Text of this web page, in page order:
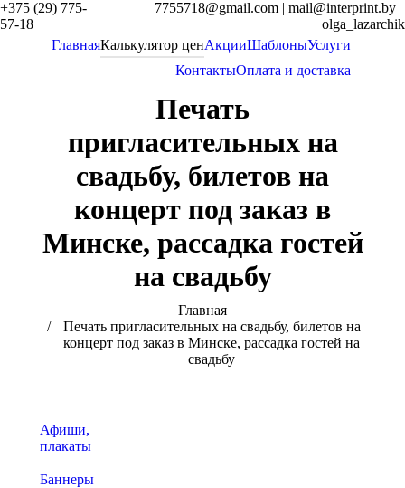
+375 (29) 775-
57-18
7755718@gmail.com | mail@interprint.by
olga_lazarchik
ГлавнаяКалькулятор ценАкцииШаблоныУслуги
КонтактыОплата и доставка
Печать
пригласительных на
свадьбу, билетов на
концерт под заказ в
Минске, рассадка гостей
на свадьбу
Главная
Печать пригласительных на свадьбу, билетов на
концерт под заказ в Минске, рассадка гостей на
свадьбу
Афиши,
плакаты
Баннеры